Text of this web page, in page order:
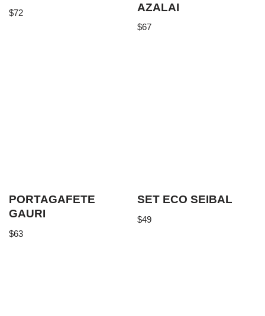
$72
AZALAI
$67
PORTAGAFETE
GAURI
$63
SET ECO SEIBAL
$49